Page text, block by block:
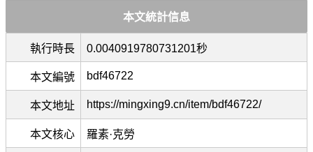
本文統計信息
執行時長 0.0040919780731201秒
本文編號 bdf46722
本文地址 https://mingxing9.cn/item/bdf46722/
本文核心 羅素·克勞